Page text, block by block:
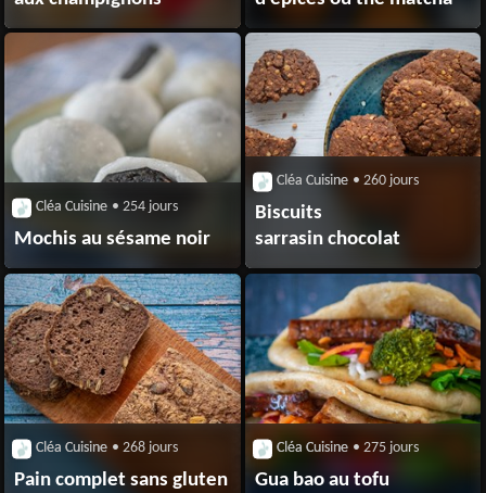
Cléa Cuisine • 254 jours
Mochis au sésame noir
Cléa Cuisine • 260 jours
Biscuits
sarrasin chocolat
Cléa Cuisine • 268 jours
Pain complet sans gluten
Cléa Cuisine • 275 jours
Gua bao au tofu